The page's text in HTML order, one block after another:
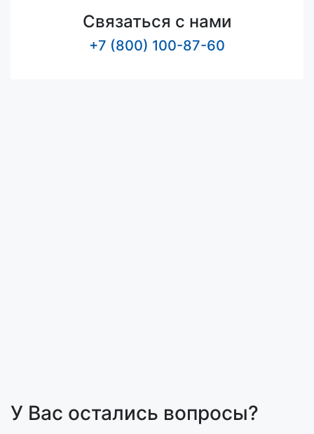
Связаться с нами
+7 (800) 100-87-60
У Вас остались вопросы?